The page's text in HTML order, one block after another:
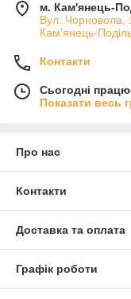
м. Кам'янець-
Вул. Чорновола,
Кам'янець-
Контакти
Сьогодні
Показати весь
Про нас
Контакти
Доставка та оплата
Графік роботи